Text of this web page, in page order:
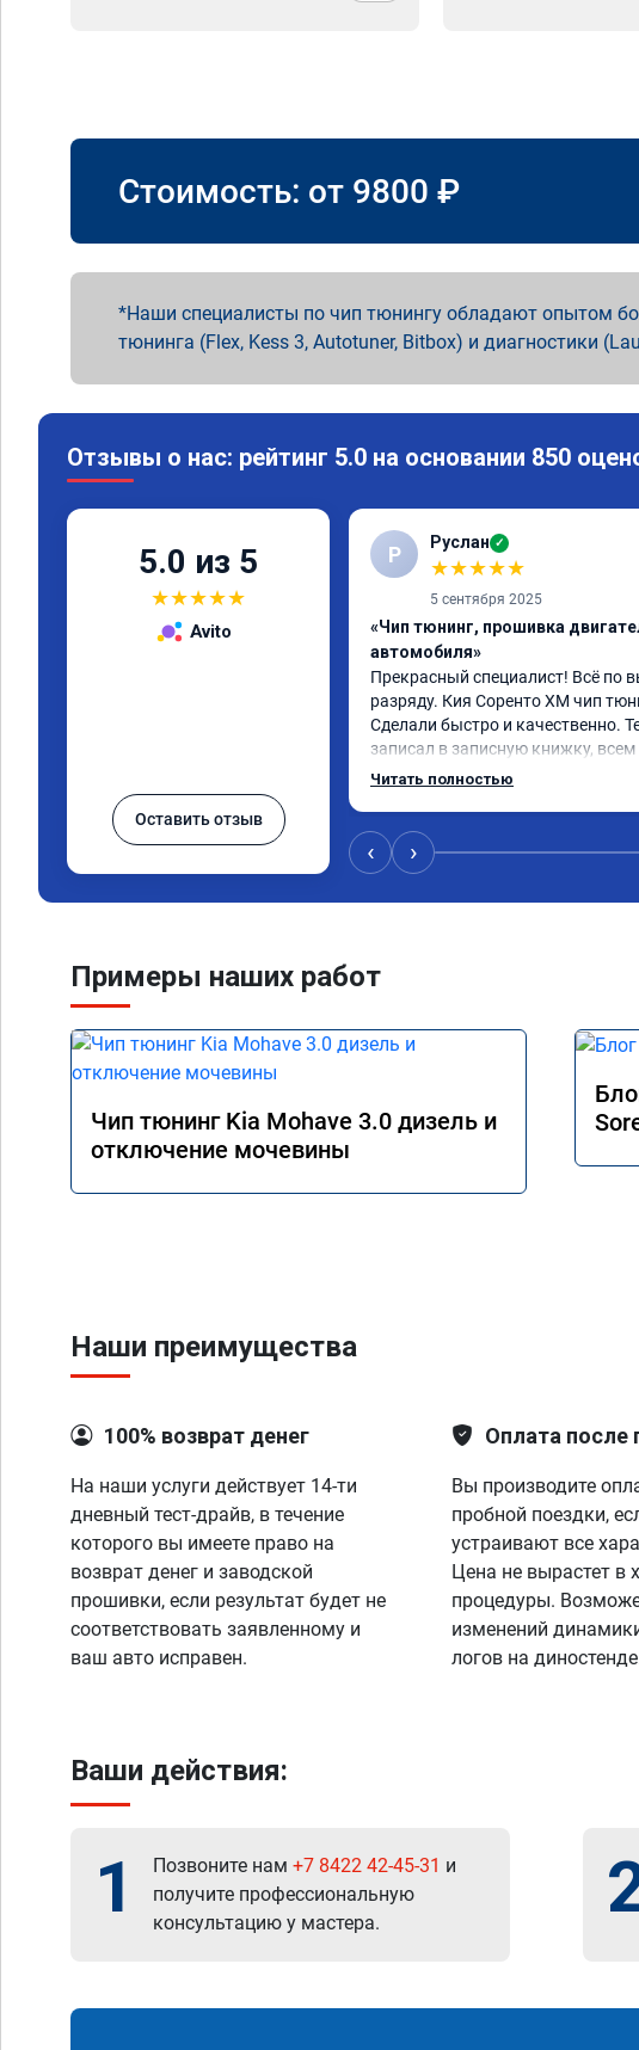
Стоимость: от 9800 ₽
Наши специалисты по чип тюнингу обладают опытом
тюнинга (Flex, Kess 3, Autotuner, Bitbox) и диагностики
Отзывы о нас: рейтинг 5.0 на основании 850
5.0 из 5
★★★★★
Avito
Оставить отзыв
Р Руслан ✓
★★★★★
5 сентября 2025
«Чип тюнинг, прошивка
автомобиля»
Прекрасный специалист! Всё по
разряду. Кия Соренто XM чип
Сделали быстро и качественно.
записал в записную книжку, всем
рекомендую! Еще вот поеду в
Читать полностью
‹ ›
Примеры наших работ
Чип тюнинг Kia Mohave 3.0 дизель и
отключение мочевины
Наши преимущества
100% возврат денег
На наши услуги действует 14-ти
дневный тест-драйв, в течение
которого вы имеете право на
возврат денег и заводской
прошивки, если результат будет не
соответствовать заявленному и
ваш авто исправен.
Оплата после
Вы производите
пробной поездки,
устраивают все
Цена не вырастет в
процедуры.
изменений
логов на
Ваши действия:
1 Позвоните нам +7 8422 42-45-31 и
получите профессиональную
консультацию у мастера.